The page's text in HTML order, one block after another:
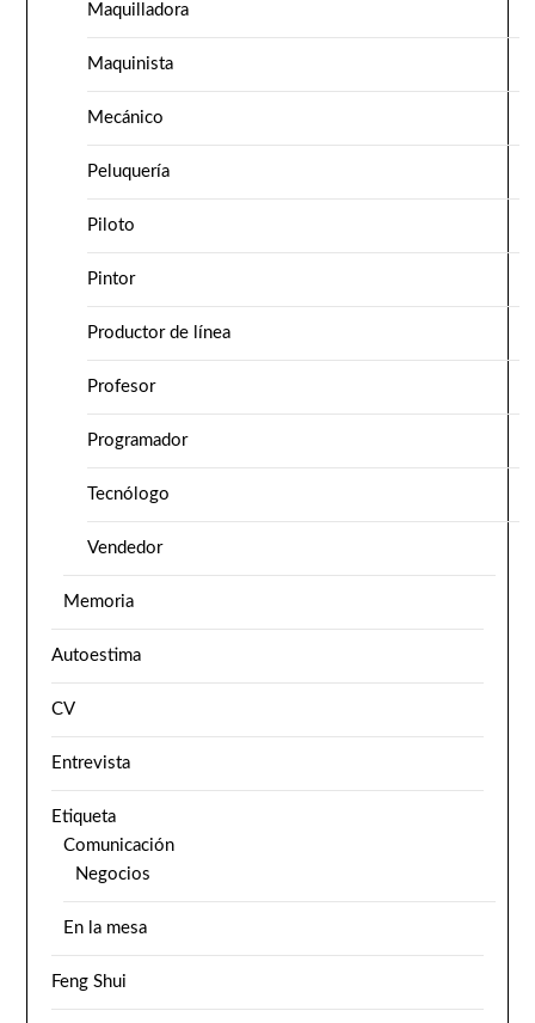
Maquilladora
Maquinista
Mecánico
Peluquería
Piloto
Pintor
Productor de línea
Profesor
Programador
Tecnólogo
Vendedor
Memoria
Autoestima
CV
Entrevista
Etiqueta
Comunicación
Negocios
En la mesa
Feng Shui